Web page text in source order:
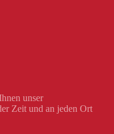
unser
Zeit und an jeden Ort